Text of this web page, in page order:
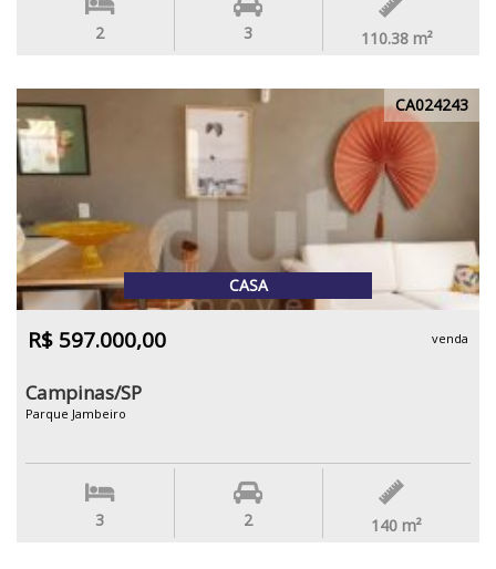
2 3 110.38 m²
CA024243
CASA
R$ 597.000,00 venda
Campinas/SP
Parque Jambeiro
3 2 140 m²